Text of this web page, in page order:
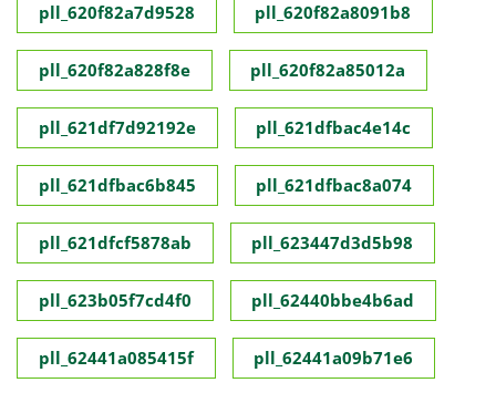
pll_620f82a7d9528 pll_620f82a8091b8
pll_620f82a828f8e pll_620f82a85012a
pll_621df7d92192e pll_621dfbac4e14c
pll_621dfbac6b845 pll_621dfbac8a074
pll_621dfcf5878ab pll_623447d3d5b98
pll_623b05f7cd4f0 pll_62440bbe4b6ad
pll_62441a085415f pll_62441a09b71e6